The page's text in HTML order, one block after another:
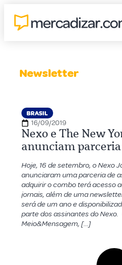
Newsletter
BRASIL
16/09/2019
Nexo e The New
anunciam
Hoje, 16 de setembro, o Nexo
anunciaram uma parceria de
adquirir o combo terá acesso
jornais, além de uma
será de um ano e
parte dos assinantes do
Meio&Mensagem, […]